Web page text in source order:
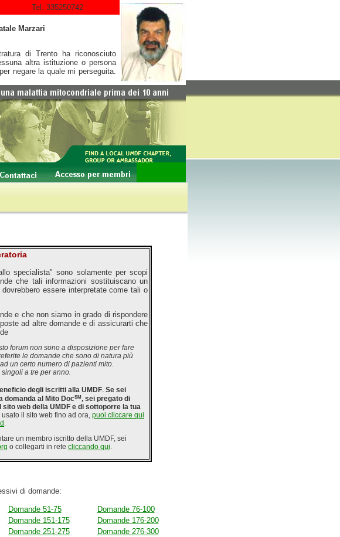
Tel. 335250742
Marzari
di Trento ha riconosciuto
altra istituzione o persona
negare la quale mi perseguita.
specialista" sono solamente per scopi
che tali informazioni sostituiscano un
essere interpretate come tali o
e che non siamo in grado di rispondere
ad altre domande e di assicurarti che
forum non sono a disposizione per fare
le domande che sono di natura più
un certo numero di pazienti mito.
a tre per anno.
degli iscritti alla UMDF. Se sei
domanda al Mito DocSM, sei pregato di
web della UMDF e di sottoporre la tua
il sito web fino ad ora, puoi cliccare qui
.
un membro iscritto della UMDF, sei
o collegarti in rete cliccando qui.
di domande:
Domande 51-75
Domande 76-100
Domande 151-175
Domande 176-200
Domande 251-275
Domande 276-300